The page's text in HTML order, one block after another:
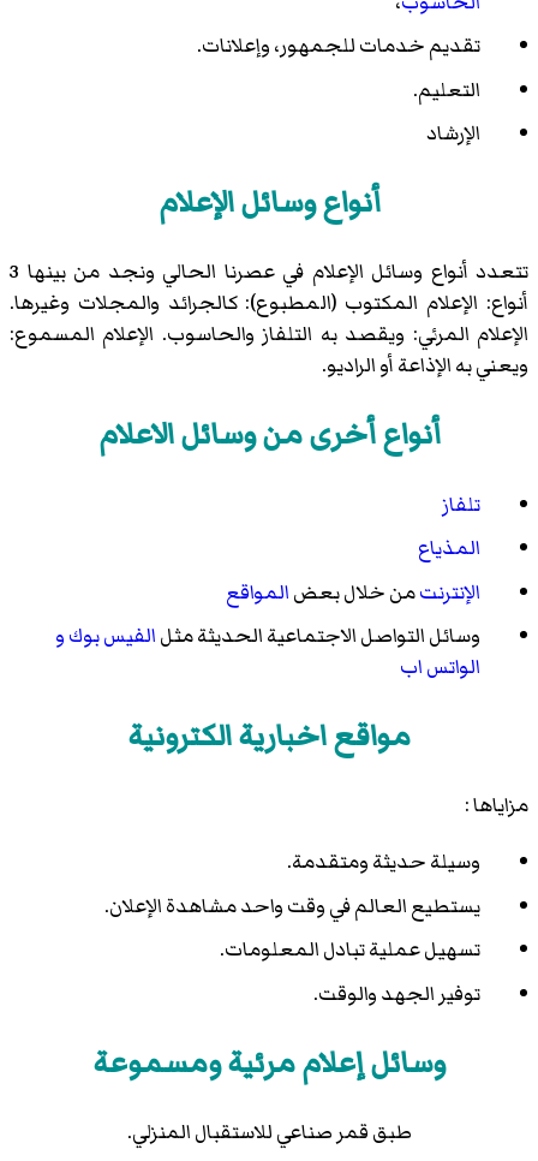
تقديم خدمات للجمهور، وإعلانات.
التعليم.
الإرشاد
أنواع وسائل الإعلام
تتعدد أنواع وسائل الإعلام في عصرنا الحالي ونجد من بينها 3
أنواع: الإعلام المكتوب (المطبوع): كالجرائد والمجلات وغيرها.
الإعلام المرئي: ويقصد به التلفاز والحاسوب. الإعلام المسموع:
ويعني به الإذاعة أو الراديو.
أنواع أخرى من وسائل الاعلام
تلفاز
المذياع
الإنترنتمن خلال بعضالمواقع
وسائل التواصل الاجتماعية الحديثة مثلالفيس بوك و
الواتس اب
مواقع اخبارية الكترونية
مزاياها :
وسيلة حديثة ومتقدمة.
يستطيع العالم في وقت واحد مشاهدة الإعلان.
تسهيل عملية تبادل المعلومات.
توفير الجهد والوقت.
وسائل إعلام مرئية ومسموعة
طبق قمر صناعي للاستقبال المنزلي.